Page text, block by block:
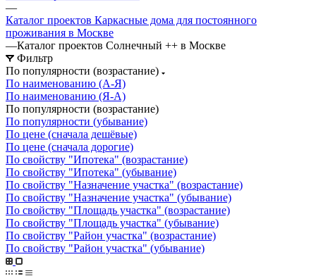
—
Каталог проектов Каркасные дома для постоянного
проживания в Москве
—Каталог проектов Солнечный ++ в Москве
Фильтр
По популярности (возрастание)
По наименованию (А-Я)
По наименованию (Я-А)
По популярности (возрастание)
По популярности (убывание)
По цене (сначала дешёвые)
По цене (сначала дорогие)
По свойству "Ипотека" (возрастание)
По свойству "Ипотека" (убывание)
По свойству "Назначение участка" (возрастание)
По свойству "Назначение участка" (убывание)
По свойству "Площадь участка" (возрастание)
По свойству "Площадь участка" (убывание)
По свойству "Район участка" (возрастание)
По свойству "Район участка" (убывание)